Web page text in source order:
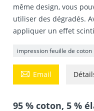
même design, vous
utiliser des dégradés.
appliquer un effet
impression feuille de coton
 Email
95 % coton, 5 %